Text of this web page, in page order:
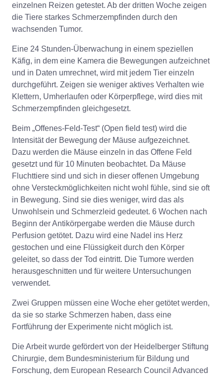
einzelnen Reizen getestet. Ab der dritten Woche zeigen
die Tiere starkes Schmerzempfinden durch den
wachsenden Tumor.
Eine 24 Stunden-Überwachung in einem speziellen
Käfig, in dem eine Kamera die Bewegungen aufzeichnet
und in Daten umrechnet, wird mit jedem Tier einzeln
durchgeführt. Zeigen sie weniger aktives Verhalten wie
Klettern, Umherlaufen oder Körperpflege, wird dies mit
Schmerzempfinden gleichgesetzt.
Beim „Offenes-Feld-Test“ (Open field test) wird die
Intensität der Bewegung der Mäuse aufgezeichnet.
Dazu werden die Mäuse einzeln in das Offene Feld
gesetzt und für 10 Minuten beobachtet. Da Mäuse
Fluchttiere sind und sich in dieser offenen Umgebung
ohne Versteckmöglichkeiten nicht wohl fühle, sind sie oft
in Bewegung. Sind sie dies weniger, wird das als
Unwohlsein und Schmerzleid gedeutet. 6 Wochen nach
Beginn der Antikörpergabe werden die Mäuse durch
Perfusion getötet. Dazu wird eine Nadel ins Herz
gestochen und eine Flüssigkeit durch den Körper
geleitet, so dass der Tod eintritt. Die Tumore werden
herausgeschnitten und für weitere Untersuchungen
verwendet.
Zwei Gruppen müssen eine Woche eher getötet werden,
da sie so starke Schmerzen haben, dass eine
Fortführung der Experimente nicht möglich ist.
Die Arbeit wurde gefördert von der Heidelberger Stiftung
Chirurgie, dem Bundesministerium für Bildung und
Forschung, dem European Research Council Advanced